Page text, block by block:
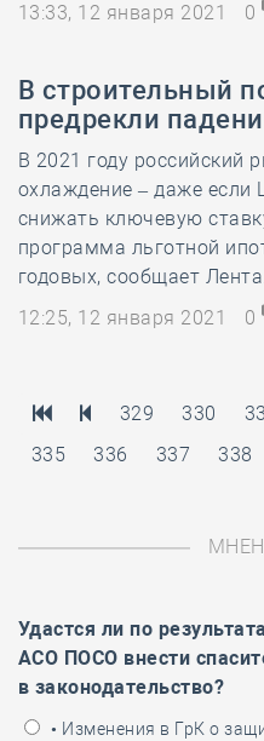
13:33, 12 января 2021
0
В строительный
предрекли
В 2021 году российский
охлаждение – даже если
снижать ключевую
программа льготной
годовых, сообщает
12:25, 12 января 2021
0
329 330
335
336 337 338
Удастся ли по
АСО ПОСО внести
в законодательство?
• Изменения в ГрК о